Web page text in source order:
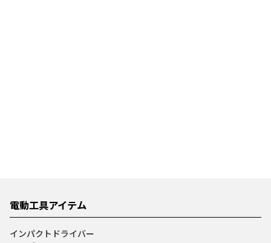
電動工具アイテム
インパクトドライバー